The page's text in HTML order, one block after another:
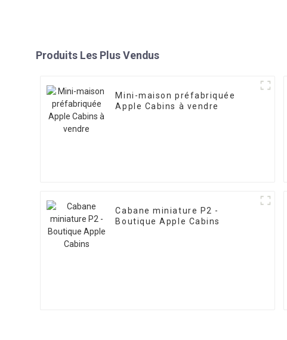
Produits Les Plus Vendus
Mini-maison préfabriquée
Apple Cabins à vendre
Cabane miniature P2 -
Boutique Apple Cabins